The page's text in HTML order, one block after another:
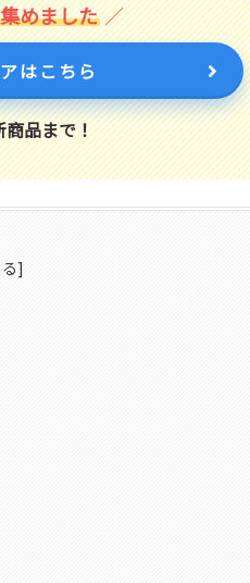
めました
はこちら
商品まで！